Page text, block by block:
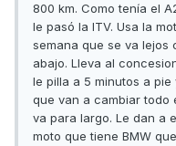
800 km. Como tenía el
le pasó la ITV. Usa la
semana que se va lejos
abajo. Lleva al
le pilla a 5 minutos a
que van a cambiar todo
va para largo. Le dan a
moto que tiene BMW